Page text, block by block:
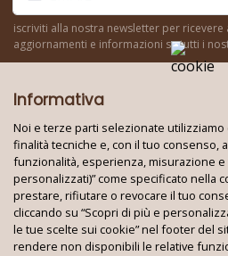
iscriviti alla nostra newsletter per
aggiornamenti e informazioni su tutti i
Seguici su:
Techno World Srl
Informativa
Noi e terze parti selezionate
finalità tecniche e, con il tuo consenso,
funzionalità, esperienza, misurazione e
personalizzati)” come specificato nella
prestare, rifiutare o revocare il tuo
cliccando su “Scopri di più e
le tue scelte sui cookie” nel footer del
rendere non disponibili le relative